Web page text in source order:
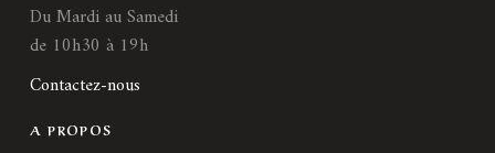
Du Mardi au Samedi
de 10h30 à 19h
Contactez-nous
A PROPOS